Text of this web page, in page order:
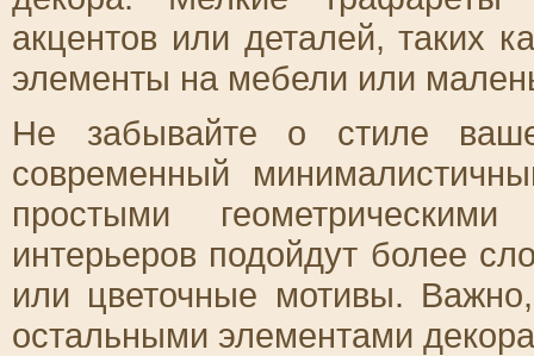
акцентов или деталей, таких
элементы на мебели или
Не забывайте о стиле
современный
простыми
интерьеров подойдут более
или цветочные мотивы.
остальными элементами